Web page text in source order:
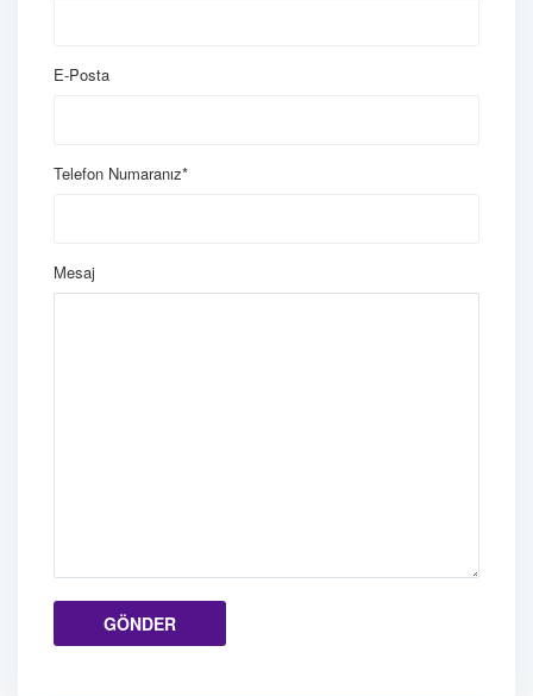
E-Posta
Telefon Numaranız*
Mesaj